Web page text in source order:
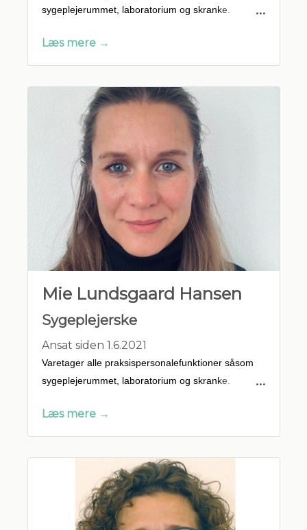
sygeplejerummet, laboratorium og skranke.
Læs mere →
Mie Lundsgaard Hansen
Sygeplejerske
Ansat siden 1.6.2021
Varetager alle praksispersonalefunktioner såsom
sygeplejerummet, laboratorium og skranke.
Læs mere →